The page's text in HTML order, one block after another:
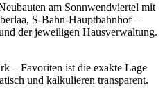
am Sonnwendviertel mit
S-Bahn-Hauptbahnhof –
der jeweiligen Hausverwaltung.
– Favoriten ist die exakte Lage
und kalkulieren transparent.